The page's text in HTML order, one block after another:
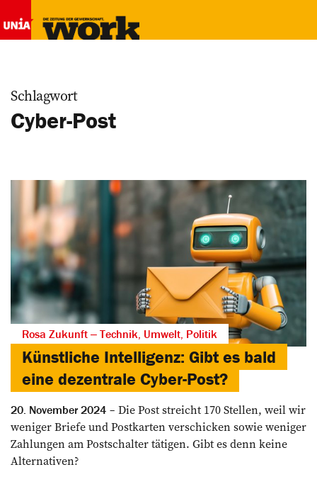
Schlagwort
Cyber-Post
Rosa Zukunft ‒ Technik, Umwelt, Politik
Künstliche Intelligenz: Gibt es bald
eine dezentrale Cyber-Post?
20. November 2024
Die Post streicht 170 Stellen, weil wir
weniger Briefe und Postkarten verschicken sowie weniger
­Zahlungen am Postschalter tätigen. Gibt es denn keine
Alternativen?